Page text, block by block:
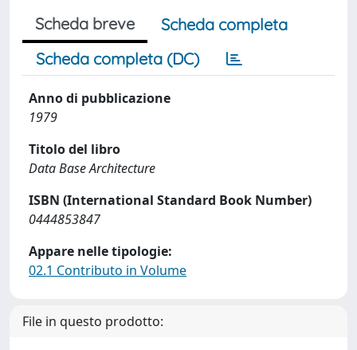
Scheda breve
Scheda completa
Scheda completa (DC)
Anno di pubblicazione
1979
Titolo del libro
Data Base Architecture
ISBN (International Standard Book Number)
0444853847
Appare nelle tipologie:
02.1 Contributo in Volume
File in questo prodotto: